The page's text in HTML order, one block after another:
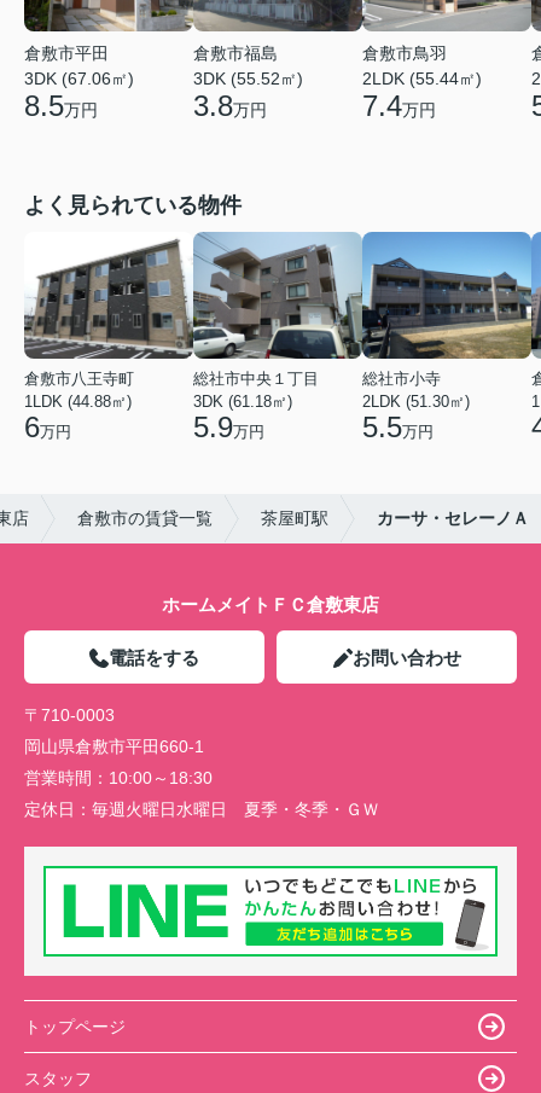
倉敷市平田
3DK (67.06㎡)
8.5万円
倉敷市福島
3DK (55.52㎡)
3.8万円
倉敷市鳥羽
2LDK (55.44㎡)
7.4万円
よく見られている物件
倉敷市八王寺町
1LDK (44.88㎡)
6万円
総社市中央１丁目
3DK (61.18㎡)
5.9万円
総社市小寺
2LDK (51.30㎡)
5.5万円
店 倉敷市の賃貸一覧 茶屋町駅 カーサ・セレーノＡ
ホームメイトＦＣ倉敷東店
電話をする お問い合わせ
〒710-0003
岡山県倉敷市平田660-1
営業時間： 10:00～18:30
定休日： 毎週火曜日水曜日 夏季・冬季・ＧＷ
トップページ
スタッフ